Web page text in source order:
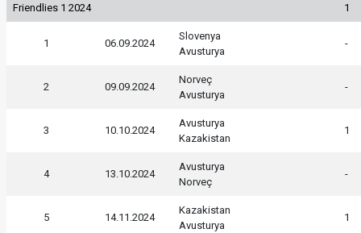
Friendlies 1 2024 1
1 06.09.2024
Slovenya
Avusturya
-
2 09.09.2024
Norveç
Avusturya
-
3 10.10.2024
Avusturya
Kazakistan
1
4 13.10.2024
Avusturya
Norveç
-
5 14.11.2024
Kazakistan
Avusturya
1